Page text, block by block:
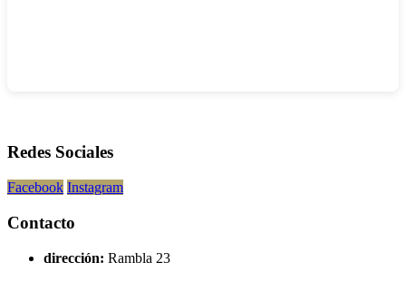
Redes Sociales
Facebook Instagram
Contacto
dirección: Rambla 23